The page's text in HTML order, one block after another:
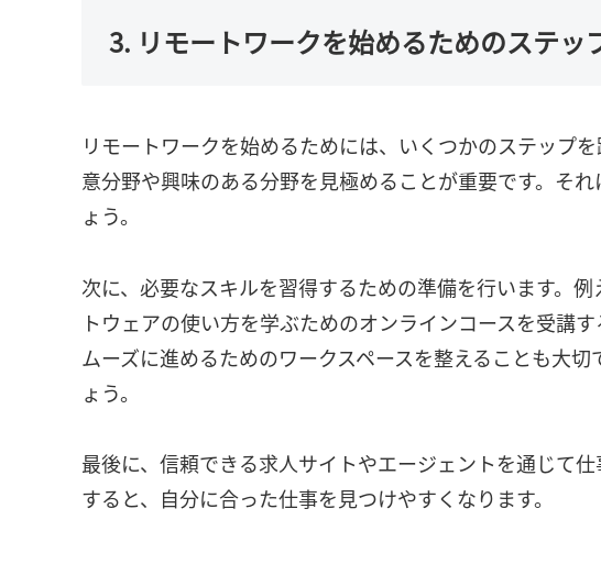
3. リモートワークを始めるためのステッ
リモートワークを始めるためには、いくつかのステップ
意分野や興味のある分野を見極めることが重要です。そ
ょう。
次に、必要なスキルを習得するための準備を行います。
トウェアの使い方を学ぶためのオンラインコースを受講
ムーズに進めるためのワークスペースを整えることも大
ょう。
最後に、信頼できる求人サイトやエージェントを通じて
すると、自分に合った仕事を見つけやすくなります。